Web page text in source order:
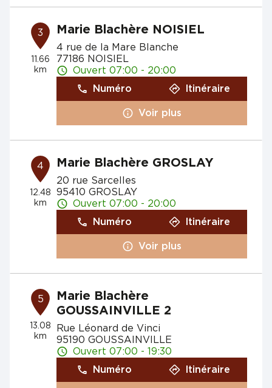
3
11.66
km
Marie Blachère NOISIEL
4 rue de la Mare Blanche
77186 NOISIEL
Ouvert 07:00 - 20:00
Numéro
Itinéraire
Voir plus
4
12.48
km
Marie Blachère GROSLAY
20 rue Sarcelles
95410 GROSLAY
Ouvert 07:00 - 20:00
Numéro
Itinéraire
Voir plus
5
13.08
km
Marie Blachère
GOUSSAINVILLE 2
Rue Léonard de Vinci
95190 GOUSSAINVILLE
Ouvert 07:00 - 19:30
Numéro
Itinéraire